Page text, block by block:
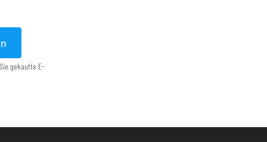
gekaufte E-